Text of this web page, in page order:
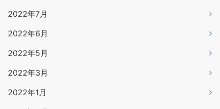
2022年7月
2022年6月
2022年5月
2022年3月
2022年1月